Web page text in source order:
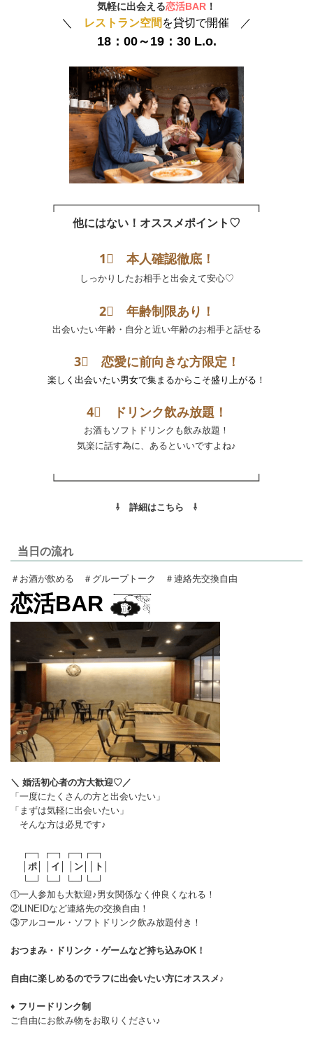
気軽に出会える恋活BAR ！
＼ レストラン空間 を貸切で開催 ／
18：00～19：30 L.o.
他にはない！オススメポイント♡
1⃣ 本人確認徹底！
しっかりしたお相手と出会えて安心♡
2⃣ 年齢制限あり！
出会いたい年齢・自分と近い年齢のお相手と話せる
3⃣ 恋愛に前向きな方限定！
楽しく出会いたい男女で集まるからこそ盛り上がる！
4⃣ ドリンク飲み放題！
お酒もソフトドリンクも飲み放題！
気楽に話す為に、あるといいですよね♪
⇩ 詳細はこちら ⇩
当日の流れ
＃お酒が飲める ＃グループトーク ＃連絡先交換自由
恋活BAR
＼ 婚活初心者の方大歓迎♡／
「一度にたくさんの方と出会いたい」
「まずは気軽に出会いたい」
そんな方は必見です♪
┌─┐ ┌─┐ ┌─┐┌─┐
ポ イ ン ト
└─┘ └─┘ └─┘└─┘
①一人参加も大歓迎♪男女関係なく仲良くなれる！
②LINEIDなど連絡先の交換自由！
③アルコール・ソフトドリンク飲み放題付き！
おつまみ・ドリンク・ゲームなど持ち込みOK！
自由に楽しめるのでラフに出会いたい方にオススメ♪
♦ フリードリンク制
ご自由にお飲み物をお取りください♪